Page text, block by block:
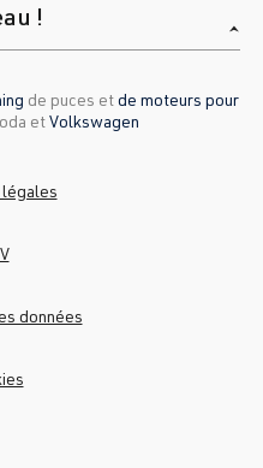
!
de puces etde moteurs pour
etVolkswagen
légales
données